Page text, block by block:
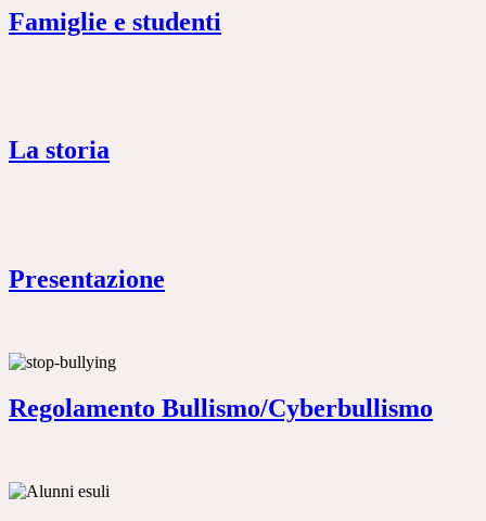
Famiglie e studenti
La storia
Presentazione
Regolamento Bullismo/Cyberbullismo